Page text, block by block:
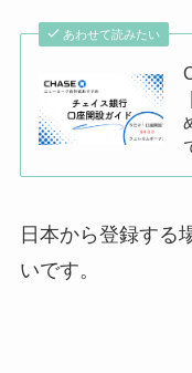
あわせて読みたい
日本から登録する
いです。